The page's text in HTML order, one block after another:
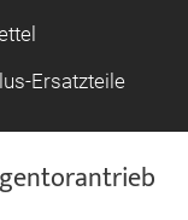
Ersatzteile